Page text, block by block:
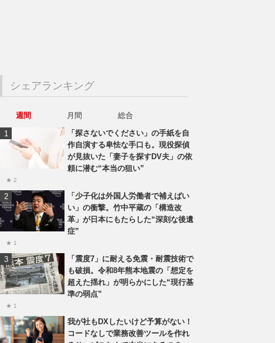
シェアランキング
週間 月間
総合
「探さないでください」の手紙を自
作自演する卑怯な手口も。現役探偵
が見抜いた「妻子を探すDV夫」の依
頼に潜む“本当の狙い”
★ 2
「少子化は外国人労働者で補えばい
い」の衝撃。竹中平蔵の「構造改
革」が日本にもたらした“深刻な後遺
症”
★ 1
「震度7」に耐える免震・耐震技術で
も破損。令和8年熊本地震の「想定を
超えた揺れ」が明らかにした“現行基
準の弱点”
★ 1
我が社もDXしたいけど予算がない！
コードなしで業務改善ツールを作れ